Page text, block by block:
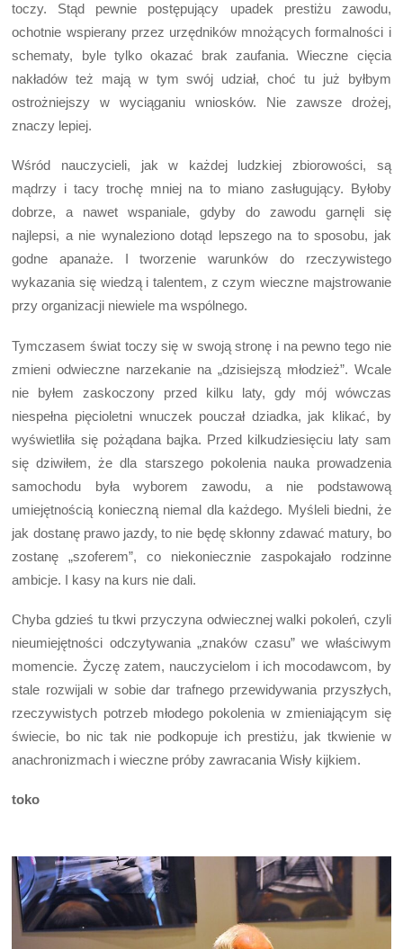
toczy. Stąd pewnie postępujący upadek prestiżu zawodu,
ochotnie wspierany przez urzędników mnożących formalności i
schematy, byle tylko okazać brak zaufania. Wieczne cięcia
nakładów też mają w tym swój udział, choć tu już byłbym
ostrożniejszy w wyciąganiu wniosków. Nie zawsze drożej,
znaczy lepiej.
Wśród nauczycieli, jak w każdej ludzkiej zbiorowości, są
mądrzy i tacy trochę mniej na to miano zasługujący. Byłoby
dobrze, a nawet wspaniale, gdyby do zawodu garnęli się
najlepsi, a nie wynaleziono dotąd lepszego na to sposobu, jak
godne apanaże. I tworzenie warunków do rzeczywistego
wykazania się wiedzą i talentem, z czym wieczne majstrowanie
przy organizacji niewiele ma wspólnego.
Tymczasem świat toczy się w swoją stronę i na pewno tego nie
zmieni odwieczne narzekanie na „dzisiejszą młodzież”. Wcale
nie byłem zaskoczony przed kilku laty, gdy mój wówczas
niespełna pięcioletni wnuczek pouczał dziadka, jak klikać, by
wyświetliła się pożądana bajka. Przed kilkudziesięciu laty sam
się dziwiłem, że dla starszego pokolenia nauka prowadzenia
samochodu była wyborem zawodu, a nie podstawową
umiejętnością konieczną niemal dla każdego. Myśleli biedni, że
jak dostanę prawo jazdy, to nie będę skłonny zdawać matury, bo
zostanę „szoferem”, co niekoniecznie zaspokajało rodzinne
ambicje. I kasy na kurs nie dali.
Chyba gdzieś tu tkwi przyczyna odwiecznej walki pokoleń, czyli
nieumiejętności odczytywania „znaków czasu” we właściwym
momencie. Życzę zatem, nauczycielom i ich mocodawcom, by
stale rozwijali w sobie dar trafnego przewidywania przyszłych,
rzeczywistych potrzeb młodego pokolenia w zmieniającym się
świecie, bo nic tak nie podkopuje ich prestiżu, jak tkwienie w
anachronizmach i wieczne próby zawracania Wisły kijkiem.
toko